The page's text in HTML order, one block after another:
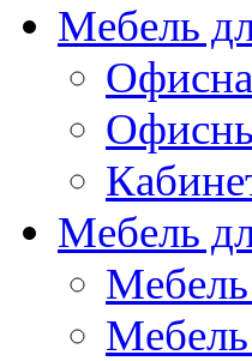
Мебель
Мебель
Мебель